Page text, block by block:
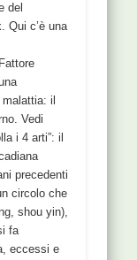
del
Qui c’è una
il
Vedi
i 4 arti”: il
precedenti
circolo che
shou yin),
fa
eccessi e